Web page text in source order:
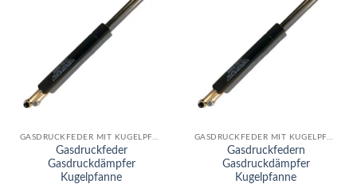
GASDRUCKFEDER MIT KUGELPFANNE
Gasdruckfeder
Gasdruckdämpfer
Kugelpfanne
GASDRUCKFEDER MIT KUGELPFANNE
Gasdruckfedern
Gasdruckdämpfer
Kugelpfanne